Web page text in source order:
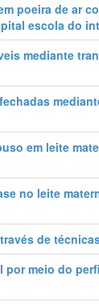
poeira de ar
escola do
mediante
em leite
no leite
de
meio do